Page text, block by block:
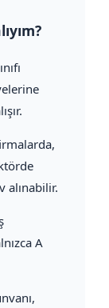
alınabilir.
A